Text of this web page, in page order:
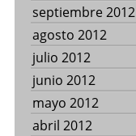
septiembre 2012
agosto 2012
julio 2012
junio 2012
mayo 2012
abril 2012